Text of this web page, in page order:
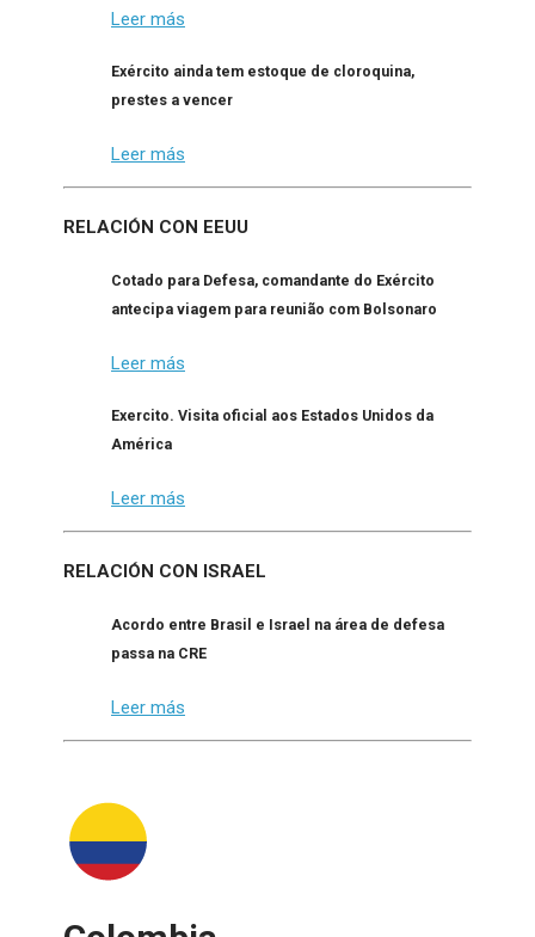
Leer más
Exército ainda tem estoque de cloroquina,
prestes a vencer
Leer más
RELACIÓN CON EEUU
Cotado para Defesa, comandante do Exército
antecipa viagem para reunião com Bolsonaro
Leer más
Exercito. Visita oficial aos Estados Unidos da
América
Leer más
RELACIÓN CON ISRAEL
Acordo entre Brasil e Israel na área de defesa
passa na CRE
Leer más